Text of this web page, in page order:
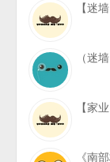
【迷
（迷
【家
《南